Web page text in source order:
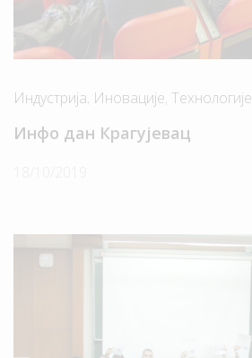
Индустрија, Иновације, Технологије
Инфо дан Крагујевац